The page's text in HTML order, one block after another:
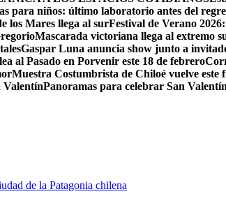
para niños: último laboratorio antes del
los Mares llega al surFestival de Verano
Mascarada victoriana llega al extremo
Gaspar Luna anuncia show junto a
al Pasado en Porvenir este 18 de febrero
Muestra Costumbrista de Chiloé vuelve este
ValentínPanoramas para celebrar San
de la Patagonia chilena